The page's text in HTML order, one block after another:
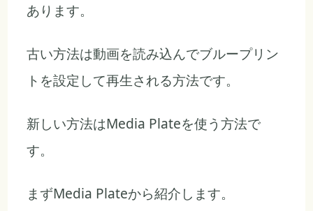
あります。
古い方法は動画を読み込んでブループリン
トを設定して再生される方法です。
新しい方法はMedia Plateを使う方法で
す。
まずMedia Plateから紹介します。